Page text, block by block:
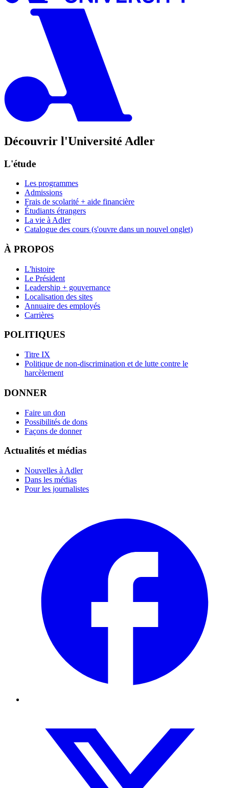
Découvrir l'Université Adler
L'étude
Les programmes
Admissions
Frais de scolarité + aide financière
Étudiants étrangers
La vie à Adler
Catalogue des cours (s'ouvre dans un nouvel onglet)
À PROPOS
L'histoire
Le Président
Leadership + gouvernance
Localisation des sites
Annuaire des employés
Carrières
POLITIQUES
Titre IX
Politique de non-discrimination et de lutte contre le
harcèlement
DONNER
Faire un don
Possibilités de dons
Façons de donner
Actualités et médias
Nouvelles à Adler
Dans les médias
Pour les journalistes